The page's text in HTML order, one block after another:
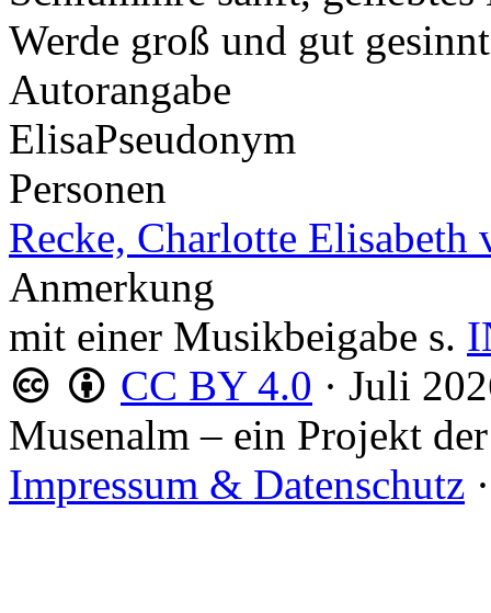
Werde groß und gut
Autorangabe
ElisaPseudonym
Personen
Recke, Charlotte Elisabeth
Anmerkung
mit einer Musikbeigabe s.
CC BY 4.0 · Juli
Musenalm – ein Projekt der
Impressum & Datenschutz ·